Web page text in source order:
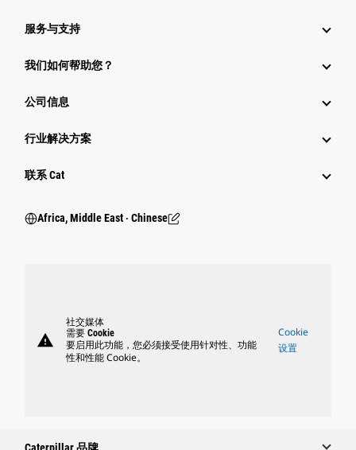
服务与支持
我们如何帮助您？
公司信息
行业解决方案
行业
联系 Cat
Africa, Middle East ‧ Chinese
warning
社交媒体
需要 Cookie
要启用此功能，您必须接受使用针对性、功能
性和性能 Cookie。
Cookie
设置